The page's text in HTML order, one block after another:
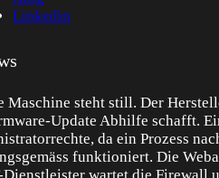
Linkedin